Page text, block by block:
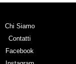
Chi Siamo
Contatti
Facebook